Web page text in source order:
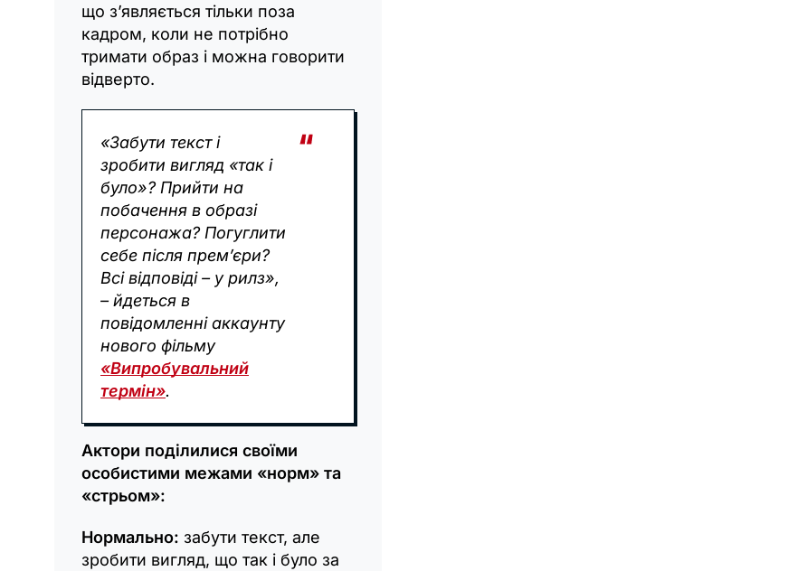
що з’являється тільки поза
кадром, коли не потрібно
тримати образ і можна говорити
відверто.
«Забути текст і
зробити вигляд «так і
було»? Прийти на
побачення в образі
персонажа? Погуглити
себе після прем’єри?
Всі відповіді – у рилз»,
– йдеться в
повідомленні аккаунту
нового фільму
«Випробувальний
термін».
Актори поділилися своїми
особистими межами «норм» та
«стрьом»:
Нормально: забути текст, але
зробити вигляд, що так і було за